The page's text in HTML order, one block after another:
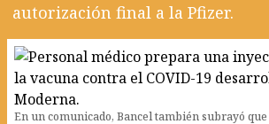
autorización final a la Pfizer.
En un comunicado, Bancel también subrayó